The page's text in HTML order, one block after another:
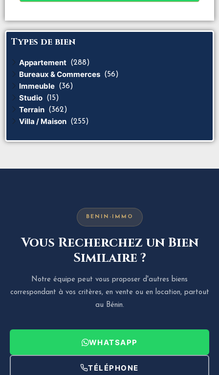
Types de bien
Appartement (288)
Bureaux & Commerces (56)
Immeuble (36)
Studio (15)
Terrain (362)
Villa / Maison (255)
BENIN-IMMO
Vous Recherchez un Bien
Similaire ?
Notre équipe peut vous proposer d'autres biens
correspondant à vos critères, en vente ou en location, partout
au Bénin.
WHATSAPP
TÉLÉPHONE